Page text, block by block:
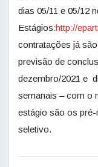
dias 05/11 e 05/12
Estágios:http://
contratações já
previsão de
dezembro/2021 e
semanais – com o
estágio são os
seletivo.